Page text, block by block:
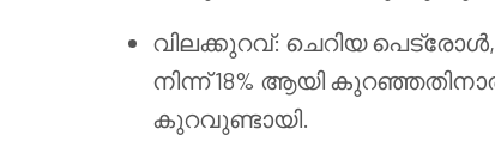
വിലക്കുറവ്: ചെറിയ
നിന്ന് 18% ആയി
കുറവുണ്ടായി.